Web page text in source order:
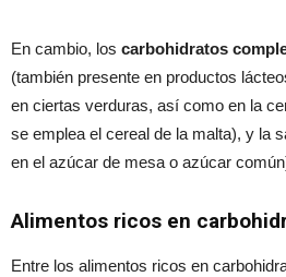
En cambio, los carbohidratos
(también presente en productos
en ciertas verduras, así como en la
se emplea el cereal de la malta), y la
en el azúcar de mesa o azúcar
Alimentos ricos en
Entre los alimentos ricos en